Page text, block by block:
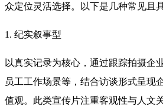
众定位灵活选择。以下是几种常见且
1. 纪实叙事型
以真实记录为核心，通过跟踪拍摄企
员工工作场景等，结合访谈形式呈现
值观。此类宣传片注重客观性与人文